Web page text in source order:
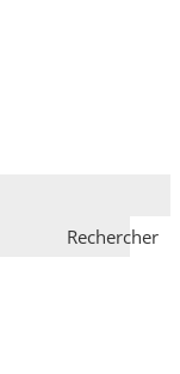
Rechercher